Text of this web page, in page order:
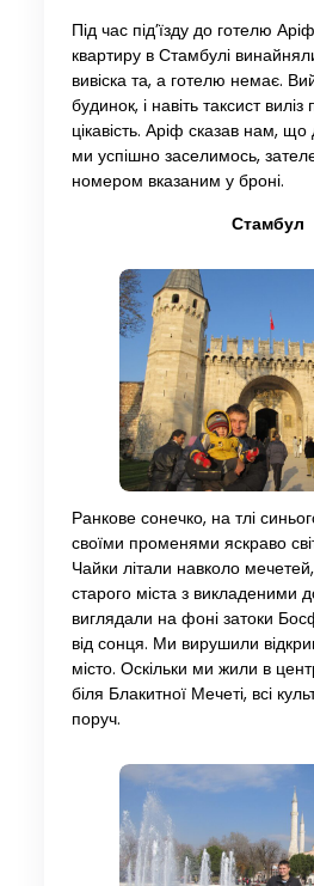
Під час під’їзду до готелю
квартиру в Стамбулі
вивіска та, а готелю немає.
будинок, і навіть таксист
цікавість. Аріф сказав нам,
ми успішно заселимось,
номером вказаним у броні.
Стамбул
Ранкове сонечко, на тлі
своїми променями яскраво
Чайки літали навколо
старого міста з викладеними
виглядали на фоні затоки
від сонця. Ми вирушили
місто. Оскільки ми жили в
біля Блакитної Мечеті, всі
поруч.